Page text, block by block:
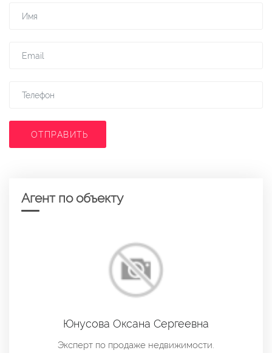
ОТПРАВИТЬ
Агент по объекту
Юнусова Оксана Сергеевна
Эксперт по продаже недвижимости.